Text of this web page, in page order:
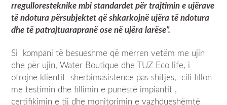
rregulloresteknike mbi standardet për trajtimin eujërave
të ndotura përsubjektet që shkarkojnë ujëra të ndotura
dhe të patrajtuarapranë ose në ujëra larëse”.
Si kompani të besueshme që merren vetëm me ujin
dhe për ujin,Water Boutique dhe TUZ Eco life, i
ofrojnë klientit shërbimasistence pas shitjes, cili fillon
me testimin dhe fillimin e punëstë impiantit ,
certifikimin e tij dhe monitorimin e vazhdueshëmtë